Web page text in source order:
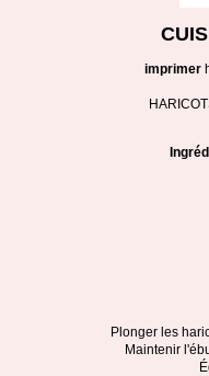
imprimer
Plonger les
Maintenir